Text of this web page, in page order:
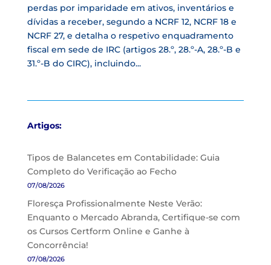
perdas por imparidade em ativos, inventários e
dívidas a receber, segundo a NCRF 12, NCRF 18 e
NCRF 27, e detalha o respetivo enquadramento
fiscal em sede de IRC (artigos 28.º, 28.º-A, 28.º-B e
31.º-B do CIRC), incluindo...
Artigos:
Tipos de Balancetes em Contabilidade: Guia
Completo do Verificação ao Fecho
07/08/2026
Floresça Profissionalmente Neste Verão:
Enquanto o Mercado Abranda, Certifique-se com
os Cursos Certform Online e Ganhe à
Concorrência!
07/08/2026